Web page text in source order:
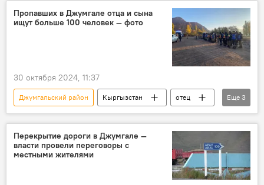
фото
Пропавших в Джумгале отца и сына
ищут больше 100 человек — фото
30 октября 2024, 11:37
Джумгальский район Кыргызстан
отец
сын
поиски МЧС
Еще 3
Перекрытие дороги в Джумгале —
власти провели переговоры с
местными жителями